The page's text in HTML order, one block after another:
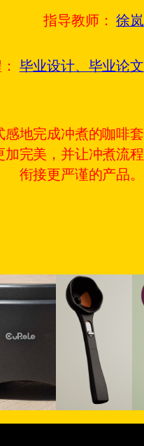
指导教师：徐岚
毕业设计、毕业论文
地完成冲煮的咖啡套
完美，并让冲煮流程
衔接更严谨的产品。